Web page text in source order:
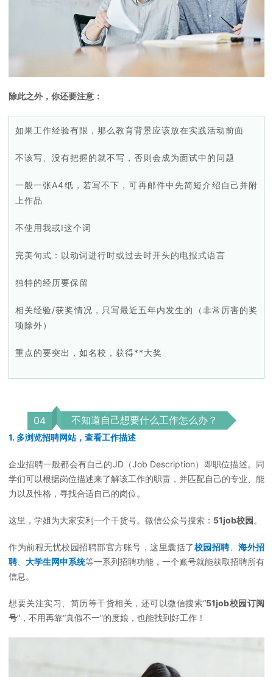
除此之外，你还要注意：
如果工作经验有限，那么教育背景应该放在实践活动前面
不该写、没有把握的就不写，否则会成为面试中的问题
一般一张A4纸，若写不下，可再邮件中先简短介绍自己并附
上作品
不使用我或I这个词
完美句式：以动词进行时或过去时开头的电报式语言
独特的经历要保留
相关经验/获奖情况，只写最近五年内发生的（非常厉害的奖
项除外）
重点的要突出，如名校，获得**大奖
04 不知道自己想要什么工作怎么办？
1. 多浏览招聘网站，查看工作描述
企业招聘一般都会有自己的JD（Job Description）即职位描述。同
学们可以根据岗位描述来了解该工作的职责，并匹配自己的专业、能
力以及性格，寻找合适自己的岗位。
这里，学姐为大家安利一个干货号。微信公众号搜索： 51job校园。
作为前程无忧校园招聘部官方账号，这里囊括了校园招聘
海外招
聘
大学生网申系统等一系列招聘功能，一个账号就能获取招聘所有
信息。
想要关注实习、简历等干货相关，还可以微信搜索“51job校园订阅
号”，不用再靠“真假不一”的度娘，也能找到好工作！